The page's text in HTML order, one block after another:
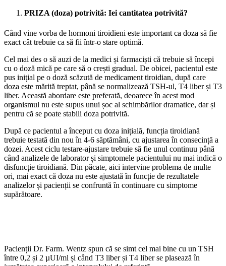
PRIZA (doza) potrivită: Iei cantitatea potrivită?
Când vine vorba de hormoni tiroidieni este important ca doza să fie
exact cât trebuie ca să fii într-o stare optimă.
Cel mai des o să auzi de la medici și farmaciști că trebuie să începi
cu o doză mică pe care să o crești gradual. De obicei, pacientul este
pus inițial pe o doză scăzută de medicament tiroidian, după care
doza este mărită treptat, până se normalizează TSH-ul, T4 liber și T3
liber. Această abordare este preferată, deoarece în acest mod
organismul nu este supus unui șoc al schimbărilor dramatice, dar și
pentru că se poate stabili doza potrivită.
După ce pacientul a început cu doza inițială, funcția tiroidiană
trebuie testată din nou în 4-6 săptămâni, cu ajustarea în consecință a
dozei. Acest ciclu testare-ajustare trebuie să fie unul continuu până
când analizele de laborator și simptomele pacientului nu mai indică o
disfuncție tiroidiană. Din păcate, aici intervine problema de multe
ori, mai exact că doza nu este ajustată în funcție de rezultatele
analizelor și pacienții se confruntă în continuare cu simptome
supărătoare.
Pacienții Dr. Farm. Wentz spun că se simt cel mai bine cu un TSH
între 0,2 și 2 µUI/ml și când T3 liber și T4 liber se plasează în